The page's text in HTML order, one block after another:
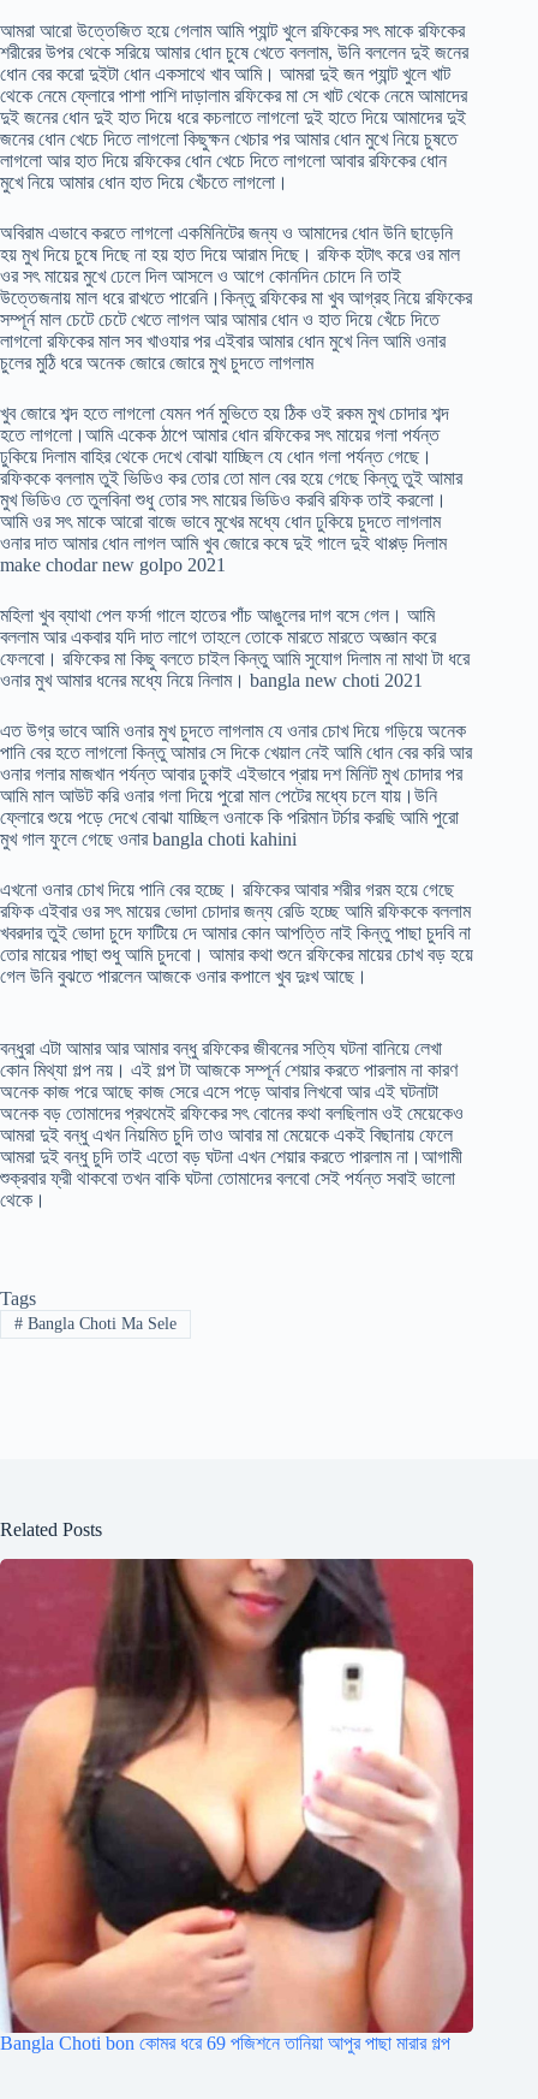
আমরা আরো উত্তেজিত হয়ে গেলাম আমি প্যান্ট খুলে রফিকের সৎ মাকে রফিকের
শরীরের উপর থেকে সরিয়ে আমার ধোন চুষে খেতে বললাম, উনি বললেন দুই জনের
ধোন বের করো দুইটা ধোন একসাথে খাব আমি। আমরা দুই জন প্যান্ট খুলে খাট
থেকে নেমে ফ্লোরে পাশা পাশি দাড়ালাম রফিকের মা সে খাট থেকে নেমে আমাদের
দুই জনের ধোন দুই হাত দিয়ে ধরে কচলাতে লাগলো দুই হাতে দিয়ে আমাদের দুই
জনের ধোন খেচে দিতে লাগলো কিছুক্ষন খেচার পর আমার ধোন মুখে নিয়ে চুষতে
লাগলো আর হাত দিয়ে রফিকের ধোন খেচে দিতে লাগলো আবার রফিকের ধোন
মুখে নিয়ে আমার ধোন হাত দিয়ে খেঁচতে লাগলো।
অবিরাম এভাবে করতে লাগলো একমিনিটের জন্য ও আমাদের ধোন উনি ছাড়েনি
হয় মুখ দিয়ে চুষে দিছে না হয় হাত দিয়ে আরাম দিছে। রফিক হটাৎ করে ওর মাল
ওর সৎ মায়ের মুখে ঢেলে দিল আসলে ও আগে কোনদিন চোদে নি তাই
উত্তেজনায় মাল ধরে রাখতে পারেনি।কিন্তু রফিকের মা খুব আগ্রহ নিয়ে রফিকের
সম্পূর্ন মাল চেটে চেটে খেতে লাগল আর আমার ধোন ও হাত দিয়ে খেঁচে দিতে
লাগলো রফিকের মাল সব খাওযার পর এইবার আমার ধোন মুখে নিল আমি ওনার
চুলের মুঠি ধরে অনেক জোরে জোরে মুখ চুদতে লাগলাম
খুব জোরে শব্দ হতে লাগলো যেমন পর্ন মুভিতে হয় ঠিক ওই রকম মুখ চোদার শব্দ
হতে লাগলো।আমি একেক ঠাপে আমার ধোন রফিকের সৎ মায়ের গলা পর্যন্ত
ঢুকিয়ে দিলাম বাহির থেকে দেখে বোঝা যাচ্ছিল যে ধোন গলা পর্যন্ত গেছে।
রফিককে বললাম তুই ভিডিও কর তোর তো মাল বের হয়ে গেছে কিন্তু তুই আমার
মুখ ভিডিও তে তুলবিনা শুধু তোর সৎ মায়ের ভিডিও করবি রফিক তাই করলো।
আমি ওর সৎ মাকে আরো বাজে ভাবে মুখের মধ্যে ধোন ঢুকিয়ে চুদতে লাগলাম
ওনার দাত আমার ধোন লাগল আমি খুব জোরে কষে দুই গালে দুই থাপ্পড় দিলাম
make chodar new golpo 2021
মহিলা খুব ব্যাথা পেল ফর্সা গালে হাতের পাঁচ আঙুলের দাগ বসে গেল। আমি
বললাম আর একবার যদি দাত লাগে তাহলে তোকে মারতে মারতে অজ্ঞান করে
ফেলবো। রফিকের মা কিছু বলতে চাইল কিন্তু আমি সুযোগ দিলাম না মাথা টা ধরে
ওনার মুখ আমার ধনের মধ্যে নিয়ে নিলাম। bangla new choti 2021
এত উগ্র ভাবে আমি ওনার মুখ চুদতে লাগলাম যে ওনার চোখ দিয়ে গড়িয়ে অনেক
পানি বের হতে লাগলো কিন্তু আমার সে দিকে খেয়াল নেই আমি ধোন বের করি আর
ওনার গলার মাজখান পর্যন্ত আবার ঢুকাই এইভাবে প্রায় দশ মিনিট মুখ চোদার পর
আমি মাল আউট করি ওনার গলা দিয়ে পুরো মাল পেটের মধ্যে চলে যায়।উনি
ফ্লোরে শুয়ে পড়ে দেখে বোঝা যাচ্ছিল ওনাকে কি পরিমান টর্চার করছি আমি পুরো
মুখ গাল ফুলে গেছে ওনার bangla choti kahini
এখনো ওনার চোখ দিয়ে পানি বের হচ্ছে। রফিকের আবার শরীর গরম হয়ে গেছে
রফিক এইবার ওর সৎ মায়ের ভোদা চোদার জন্য রেডি হচ্ছে আমি রফিককে বললাম
খবরদার তুই ভোদা চুদে ফাটিয়ে দে আমার কোন আপত্তি নাই কিন্তু পাছা চুদবি না
তোর মায়ের পাছা শুধু আমি চুদবো। আমার কথা শুনে রফিকের মায়ের চোখ বড় হয়ে
গেল উনি বুঝতে পারলেন আজকে ওনার কপালে খুব দুঃখ আছে।
বন্ধুরা এটা আমার আর আমার বন্ধু রফিকের জীবনের সত্যি ঘটনা বানিয়ে লেখা
কোন মিথ্যা গল্প নয়। এই গল্প টা আজকে সম্পূর্ন শেয়ার করতে পারলাম না কারণ
অনেক কাজ পরে আছে কাজ সেরে এসে পড়ে আবার লিখবো আর এই ঘটনাটা
অনেক বড় তোমাদের প্রথমেই রফিকের সৎ বোনের কথা বলছিলাম ওই মেয়েকেও
আমরা দুই বন্ধু এখন নিয়মিত চুদি তাও আবার মা মেয়েকে একই বিছানায় ফেলে
আমরা দুই বন্ধু চুদি তাই এতো বড় ঘটনা এখন শেয়ার করতে পারলাম না।আগামী
শুক্রবার ফ্রী থাকবো তখন বাকি ঘটনা তোমাদের বলবো সেই পর্যন্ত সবাই ভালো
থেকে।
Tags
#Bangla Choti Ma Sele
Related Posts
Bangla Choti bon কোমর ধরে 69 পজিশনে তানিয়া আপুর পাছা মারার গল্প